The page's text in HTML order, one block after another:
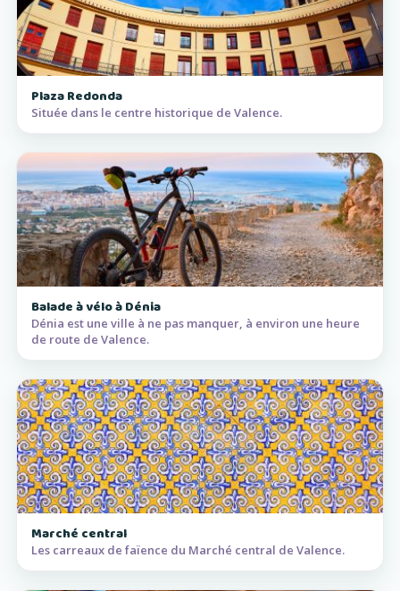
Plaza Redonda
Située dans le centre historique de Valence.
Balade à vélo à Dénia
Dénia est une ville à ne pas manquer, à environ une heure
de route de Valence.
Marché central
Les carreaux de faïence du Marché central de Valence.